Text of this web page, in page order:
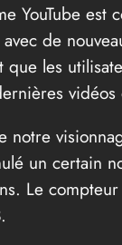
YouTube est
de
que les
vidéos
notre
un certain
Le